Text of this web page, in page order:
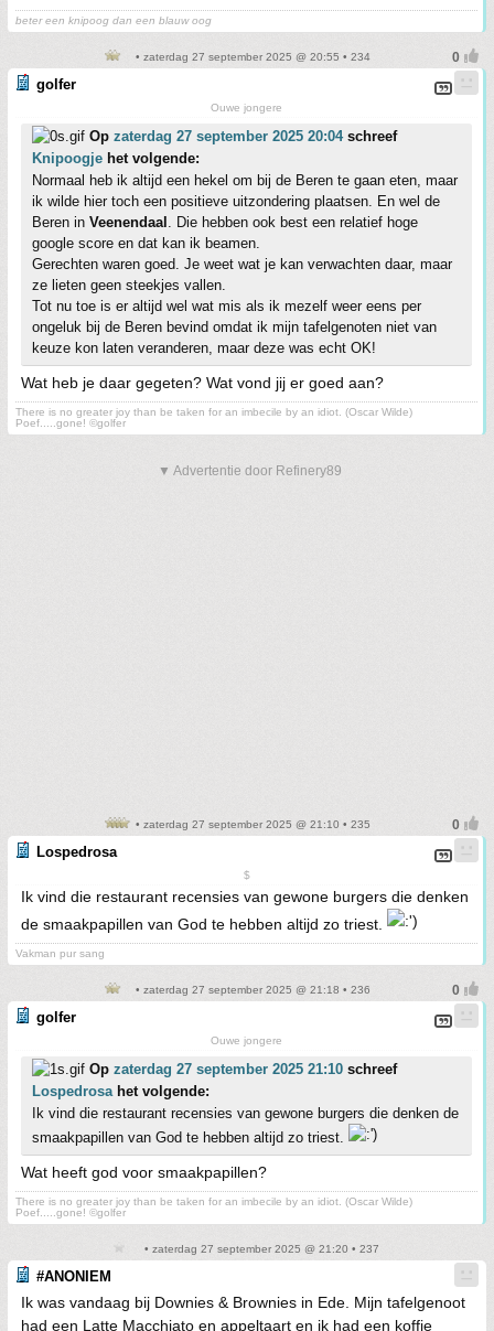
beter een knipoog dan een blauw oog
• zaterdag 27 september 2025 @ 20:55 • 234
golfer
Ouwe jongere
Op zaterdag 27 september 2025 20:04schreef
Knipoogje het volgende:
Normaal heb ik altijd een hekel om bij de Beren te gaan eten, maar
ik wilde hier toch een positieve uitzondering plaatsen. En wel de
Beren in Veenendaal . Die hebben ook best een relatief hoge
google score en dat kan ik beamen.
Gerechten waren goed. Je weet wat je kan verwachten daar, maar
ze lieten geen steekjes vallen.
Tot nu toe is er altijd wel wat mis als ik mezelf weer eens per
ongeluk bij de Beren bevind omdat ik mijn tafelgenoten niet van
keuze kon laten veranderen, maar deze was echt OK!
Wat heb je daar gegeten? Wat vond jij er goed aan?
There is no greater joy than be taken for an imbecile by an idiot. (Oscar Wilde)
Poef.....gone! ©golfer
▼ Advertentie door Refinery89
• zaterdag 27 september 2025 @ 21:10 • 235
Lospedrosa
$
Ik vind die restaurant recensies van gewone burgers die denken
de smaakpapillen van God te hebben altijd zo triest.
Vakman pur sang
• zaterdag 27 september 2025 @ 21:18 • 236
golfer
Ouwe jongere
Op zaterdag 27 september 2025 21:10 schreef
Lospedrosahet volgende:
Ik vind die restaurant recensies van gewone burgers die denken de
smaakpapillen van God te hebben altijd zo triest.
Wat heeft god voor smaakpapillen?
There is no greater joy than be taken for an imbecile by an idiot. (Oscar Wilde)
Poef.....gone! ©golfer
• zaterdag 27 september 2025 @ 21:20 • 237
#ANONIEM
Ik was vandaag bij Downies & Brownies in Ede. Mijn tafelgenoot
had een Latte Macchiato en appeltaart en ik had een koffie